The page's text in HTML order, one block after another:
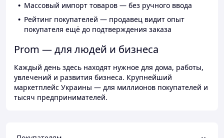
Массовый импорт товаров — без ручного ввода
Рейтинг покупателей — продавец видит опыт
покупателя ещё до подтверждения заказа
Prom — для людей и бизнеса
Каждый день здесь находят нужное для дома, работы,
увлечений и развития бизнеса. Крупнейший
маркетплейс Украины — для миллионов покупателей и
тысяч предпринимателей.